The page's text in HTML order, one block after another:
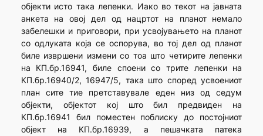
објекти исто така лепенки. Иако во текот на јавната
анкета на овој дел од нацртот на планот немало
забелешки и приговори, при усвојувањето на планот
со одлуката која се оспорува, во тој дел од планот
биле извршени измени со тоа што четирите лепенки
на КП.бр.16941, биле споени со трите лепенки на
КП.бр.16940/2, 16947/5, така што според усвоениот
план сите тие претставувале еден низ од седум
објекти, објектот кој што бил предвиден на
КП.бр.16941 бил поместен поблиску до постојниот
објект на КП.бр.16939, а пешачката патека